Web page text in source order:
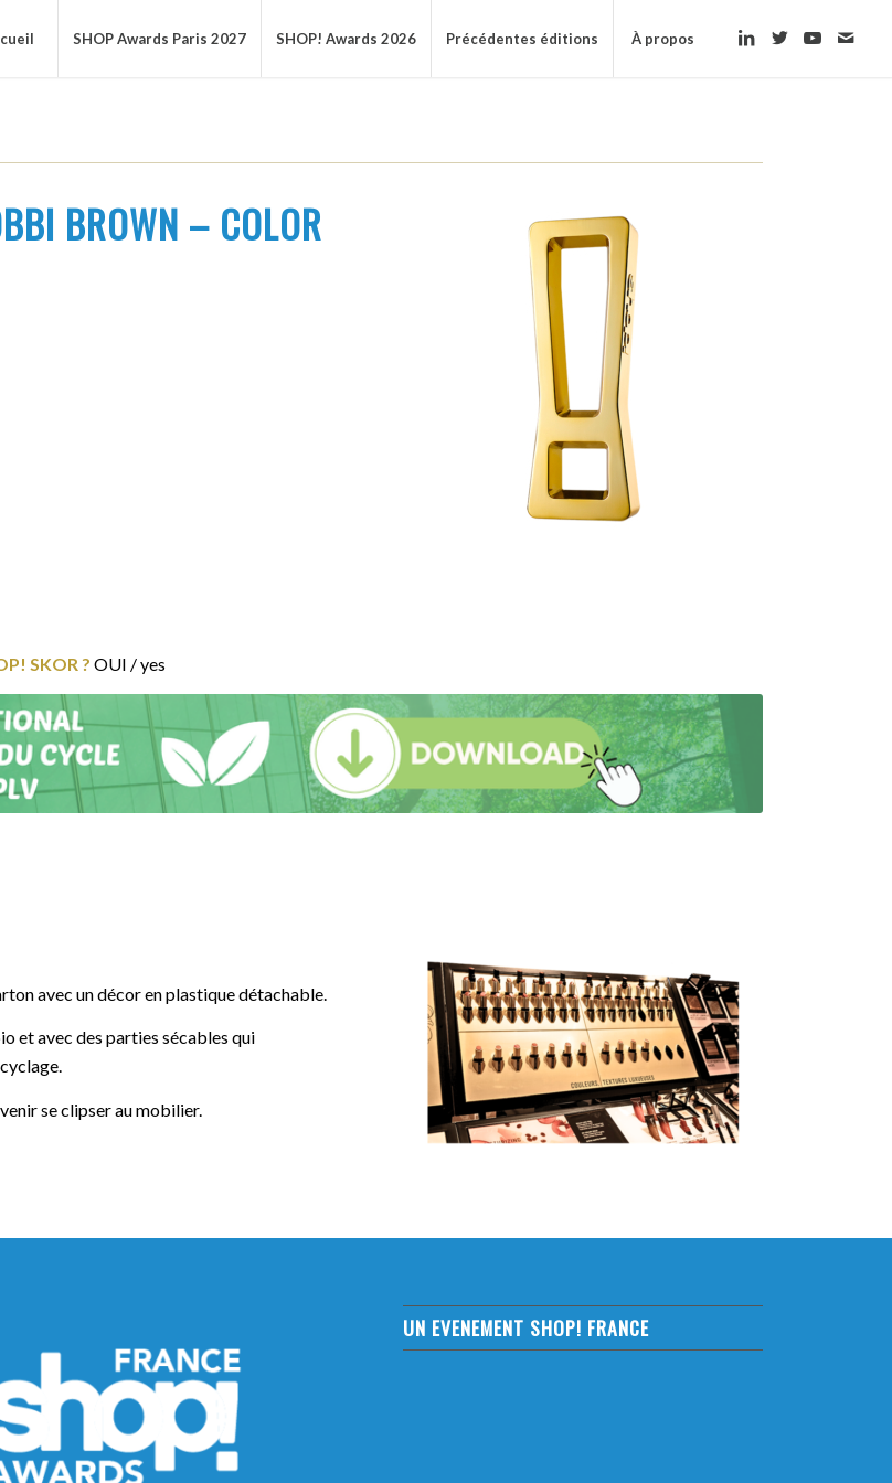
SHOP Awards Paris 2027 SHOP! Awards 2026 Précédentes éditions À propos
BROWN – COLOR
SKOR ?OUI / yes
avec un décor en plastique détachable.
et avec des parties sécables qui
se clipser au mobilier.
UN EVENEMENT SHOP! FRANCE